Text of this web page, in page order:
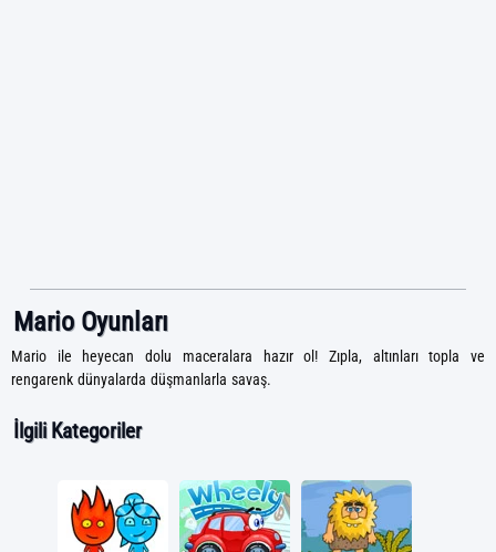
Mario Oyunları
Mario ile heyecan dolu maceralara hazır ol! Zıpla, altınları topla ve
rengarenk dünyalarda düşmanlarla savaş.
İlgili Kategoriler